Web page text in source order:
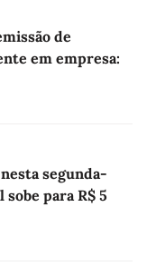
de
em empresa:
segunda-
para R$ 5